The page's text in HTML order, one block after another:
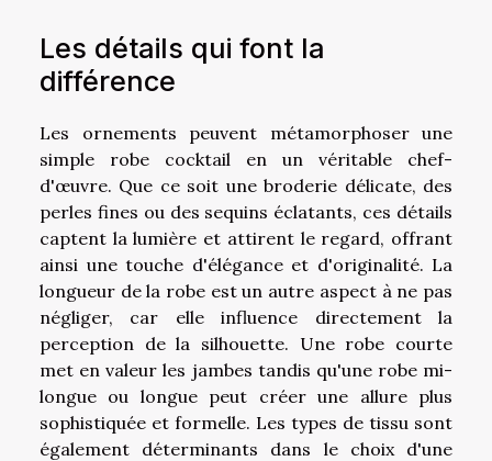
Les détails qui font la
différence
Les ornements peuvent métamorphoser une
simple robe cocktail en un véritable chef-
d'œuvre. Que ce soit une broderie délicate, des
perles fines ou des sequins éclatants, ces détails
captent la lumière et attirent le regard, offrant
ainsi une touche d'élégance et d'originalité. La
longueur de la robe est un autre aspect à ne pas
négliger, car elle influence directement la
perception de la silhouette. Une robe courte
met en valeur les jambes tandis qu'une robe mi-
longue ou longue peut créer une allure plus
sophistiquée et formelle. Les types de tissu sont
également déterminants dans le choix d'une